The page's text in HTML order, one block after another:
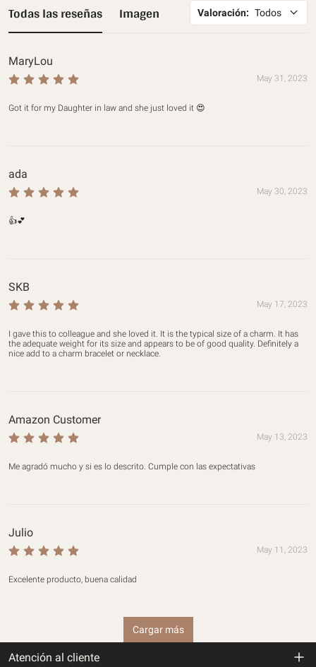
Todas las reseñas Imagen Valoración: Todos
MaryLou
May 31, 2023
Got it for my Daughter in law and she just loved it 😍
ada
May 30, 2023
👍💕
SKB
May 17, 2023
I gave this to colleague and she loved it. It is the typical size of a charm. It has
the adequate weight for its size and appears to be of good quality. Definitely a
nice add to a charm bracelet or necklace.
Amazon Customer
May 13, 2023
Me agradó mucho y si es lo descrito. Cumple con las expectativas
Julio
May 11, 2023
Excelente producto, buena calidad
Cargar más
Atención al cliente